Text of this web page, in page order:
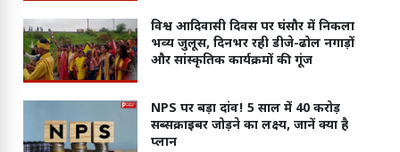
विश्व आदिवासी दिवस पर घंसौर में निकला
भव्य जुलूस, दिनभर रही डीजे-ढोल नगाड़ों
और सांस्कृतिक कार्यक्रमों की गूंज
NPS पर बड़ा दांव! 5 साल में 40 करोड़
सब्सक्राइबर जोड़ने का लक्ष्य, जानें क्या है
प्लान